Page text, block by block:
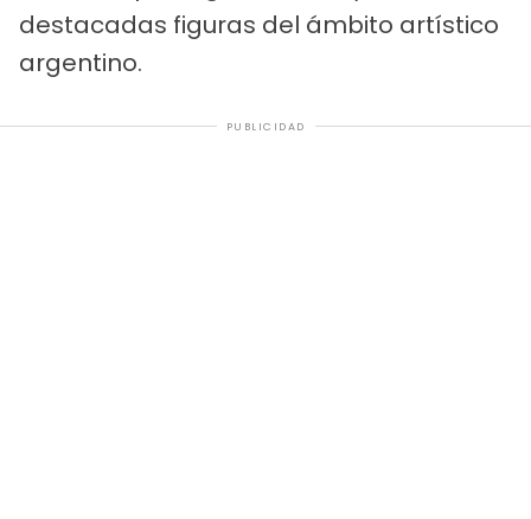
destacadas figuras del ámbito artístico
argentino.
PUBLICIDAD